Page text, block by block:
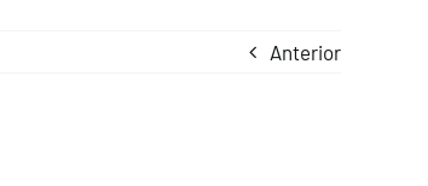
Anterior